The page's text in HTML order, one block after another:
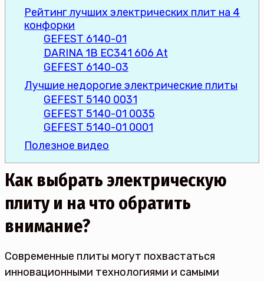
Рейтинг лучших электрических плит на 4
конфорки
GEFEST 6140-01
DARINA 1B EC341 606 At
GEFEST 6140-03
Лучшие недорогие электрические плиты
GEFEST 5140 0031
GEFEST 5140-01 0035
GEFEST 5140-01 0001
Полезное видео
Как выбрать электрическую
плиту и на что обратить
внимание?
Современные плиты могут похвастаться
инновационными технологиями и самыми